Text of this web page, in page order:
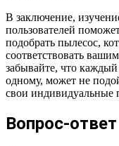
В заключение,
пользователей
подобрать пылесос,
соответствовать
забывайте, что
одному, может не
свои индивидуальные
Вопрос-ответ